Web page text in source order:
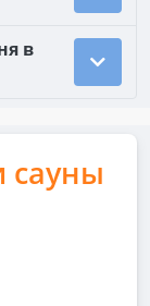
в
сауны